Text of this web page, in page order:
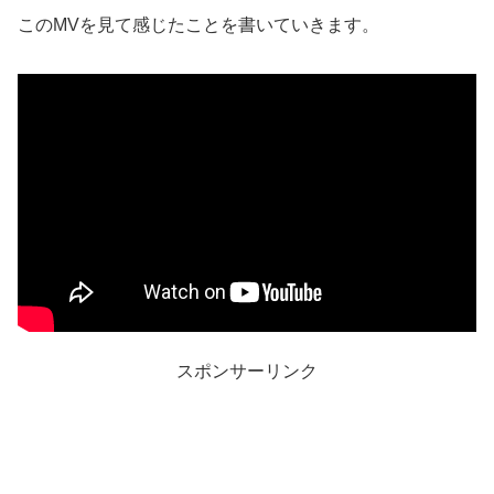
このMVを見て感じたことを書いていきます。
スポンサーリンク